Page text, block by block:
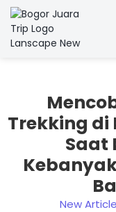
Trekking di
Saat
New Article